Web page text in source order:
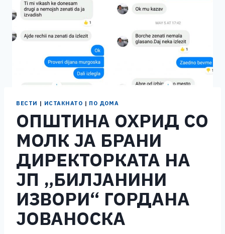
ВЕСТИ | ИСТАКНАТО | ПО ДОМА
ОПШТИНА ОХРИД СО
МОЛК ЈА БРАНИ
ДИРЕКТОРКАТА НА
ЈП „БИЛЈАНИНИ
ИЗВОРИ“ ГОРДАНА
ЈОВАНОСКА